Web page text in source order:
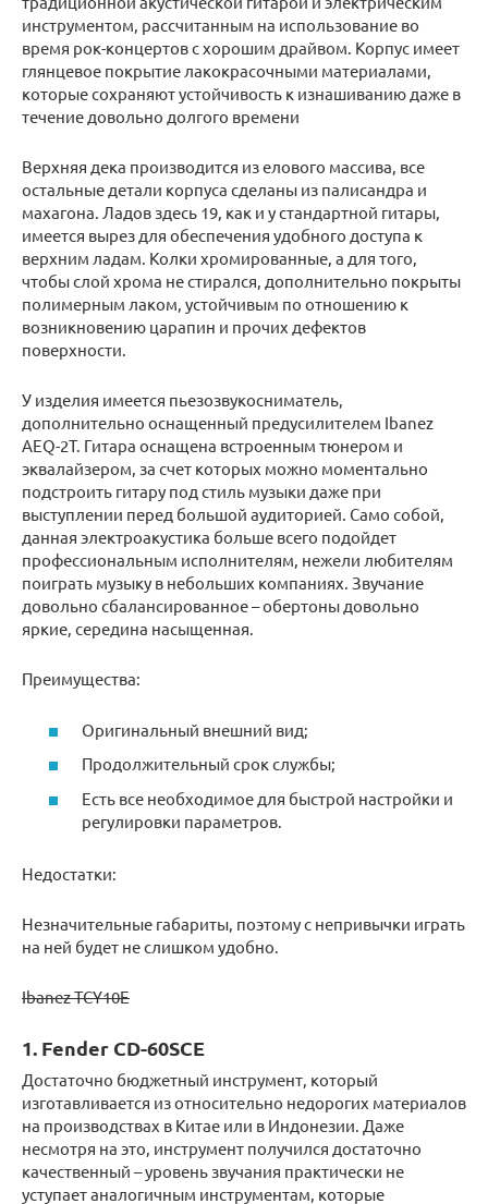
инструментом, рассчитанным на использование во
время рок-концертов с хорошим драйвом. Корпус имеет
глянцевое покрытие лакокрасочными материалами,
которые сохраняют устойчивость к изнашиванию даже в
течение довольно долгого времени
Верхняя дека производится из елового массива, все
остальные детали корпуса сделаны из палисандра и
махагона. Ладов здесь 19, как и у стандартной гитары,
имеется вырез для обеспечения удобного доступа к
верхним ладам. Колки хромированные, а для того,
чтобы слой хрома не стирался, дополнительно покрыты
полимерным лаком, устойчивым по отношению к
возникновению царапин и прочих дефектов
поверхности.
У изделия имеется пьезозвукосниматель,
дополнительно оснащенный предусилителем Ibanez
AEQ-2T. Гитара оснащена встроенным тюнером и
эквалайзером, за счет которых можно моментально
подстроить гитару под стиль музыки даже при
выступлении перед большой аудиторией. Само собой,
данная электроакустика больше всего подойдет
профессиональным исполнителям, нежели любителям
поиграть музыку в небольших компаниях. Звучание
довольно сбалансированное – обертоны довольно
яркие, середина насыщенная.
Преимущества:
Оригинальный внешний вид;
Продолжительный срок службы;
Есть все необходимое для быстрой настройки и
регулировки параметров.
Недостатки:
Незначительные габариты, поэтому с непривычки играть
на ней будет не слишком удобно.
Ibanez TCY10E
1. Fender CD-60SCE
Достаточно бюджетный инструмент, который
изготавливается из относительно недорогих материалов
на производствах в Китае или в Индонезии. Даже
несмотря на это, инструмент получился достаточно
качественный – уровень звучания практически не
уступает аналогичным инструментам, которые